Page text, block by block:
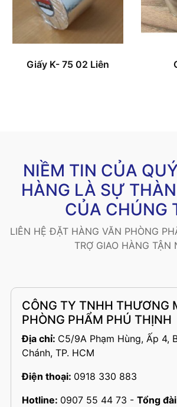
Giấy K- 75 02 Liên
NIỀM TIN CỦA
HÀNG LÀ SỰ
CỦA CHÚNG
LIÊN HỆ ĐẶT HÀNG VĂN PHÒNG
TRỢ GIAO HÀNG TẬN
CÔNG TY TNHH THƯƠNG
PHÒNG PHẨM PHÚ THỊNH
Địa chỉ: C5/9A Phạm Hùng, Ấp 4,
Chánh, TP. HCM
Điện thoại: 0918 330 883
Hotline: 0907 55 44 73 - Tổng